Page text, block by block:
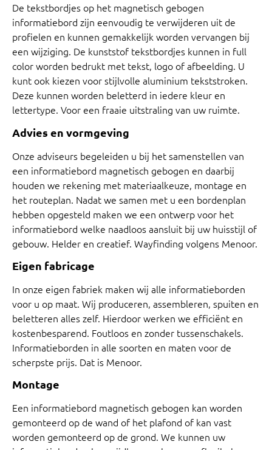
De tekstbordjes op het magnetisch gebogen
informatiebord zijn eenvoudig te verwijderen uit de
profielen en kunnen gemakkelijk worden vervangen bij
een wijziging. De kunststof tekstbordjes kunnen in full
color worden bedrukt met tekst, logo of afbeelding. U
kunt ook kiezen voor stijlvolle aluminium tekststroken.
Deze kunnen worden beletterd in iedere kleur en
lettertype. Voor een fraaie uitstraling van uw ruimte.
Advies en vormgeving
Onze adviseurs begeleiden u bij het samenstellen van
een informatiebord magnetisch gebogen en daarbij
houden we rekening met materiaalkeuze, montage en
het routeplan. Nadat we samen met u een bordenplan
hebben opgesteld maken we een ontwerp voor het
informatiebord welke naadloos aansluit bij uw huisstijl of
gebouw. Helder en creatief. Wayfinding volgens Menoor.
Eigen fabricage
In onze eigen fabriek maken wij alle informatieborden
voor u op maat. Wij produceren, assembleren, spuiten en
beletteren alles zelf. Hierdoor werken we efficiënt en
kostenbesparend. Foutloos en zonder tussenschakels.
Informatieborden in alle soorten en maten voor de
scherpste prijs. Dat is Menoor.
Montage
Een informatiebord magnetisch gebogen kan worden
gemonteerd op de wand of het plafond of kan vast
worden gemonteerd op de grond. We kunnen uw